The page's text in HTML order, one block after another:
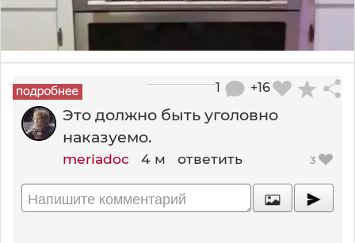
+16
1
Это должно быть уголовно
наказуемо.
meriadoc 4 м ответить 3